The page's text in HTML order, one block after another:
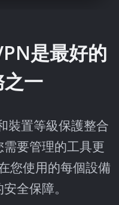
是最好的
一
裝置等級保護整合
要管理的工具更
您使用的每個設備
全保障。